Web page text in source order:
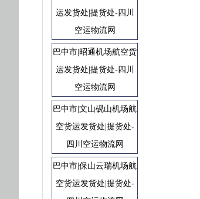
运发货处|提货处-四川
空运物流网
巴中市|昭通机场航空货
运发货处|提货处-四川
空运物流网
巴中市|文山砚山机场航
空货运发货处|提货处-
四川空运物流网
巴中市|保山云瑞机场航
空货运发货处|提货处-